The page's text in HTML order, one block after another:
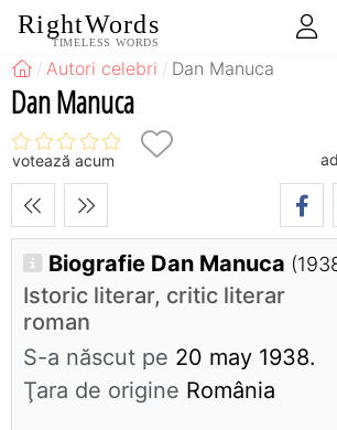
RightWords
TIMELESS WORDS
Autori celebri Dan Manuca
Dan Manuca
votează acum
Biografie Dan Manuca
Istoric literar, critic literar
roman
S-a născut pe 20 may 1938.
Ţara de origine România